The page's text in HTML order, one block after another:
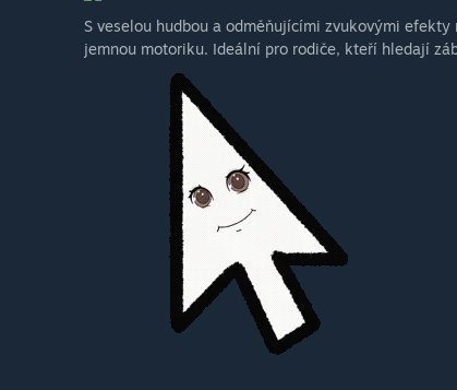
S veselou hudbou a odměňujícími zvukovými
jemnou motoriku. Ideální pro rodiče, kteří hledají